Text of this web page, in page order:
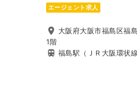
エージェント求人
大阪府大阪市福島区福
1階
福島駅（ＪＲ大阪環状線